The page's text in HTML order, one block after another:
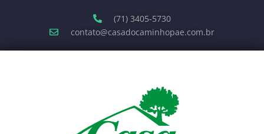
(71) 3405-5730
contato@casadocaminhopae.com.br